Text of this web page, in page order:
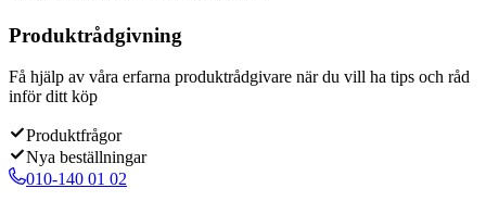
Produktrådgivning
Få hjälp av våra erfarna produktrådgivare när du vill ha tips och råd
inför ditt köp
Produktfrågor
Nya beställningar
010-140 01 02